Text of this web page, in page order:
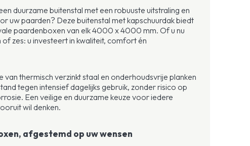
duurzame buitenstal met een robuuste uitstraling en
uw paarden? Deze buitenstal met kapschuurdak biedt
paardenboxen van elk 4000 x 4000 mm. Of u nu
zes: u investeert in kwaliteit, comfort én
van thermisch verzinkt staal en onderhoudsvrije planken
tegen intensief dagelijks gebruik, zonder risico op
Een veilige en duurzame keuze voor iedere
wil denken.
afgestemd op uw wensen